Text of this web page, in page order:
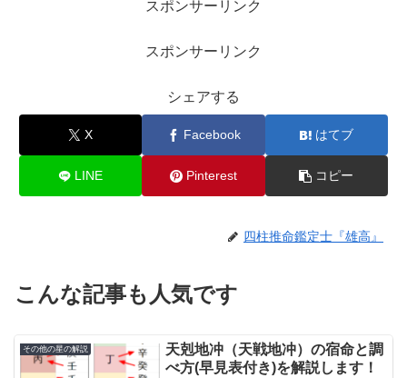
スポンサーリンク
スポンサーリンク
シェアする
X Facebook はてブ
LINE Pinterest コピー
四柱推命鑑定士『雄高』
こんな記事も人気です
その他の星の解説
天剋地冲（天戦地冲）の宿命と調
べ方(早見表付き)を解説します！